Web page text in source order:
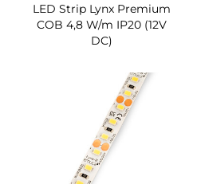
LED Strip Lynx Premium
COB 4,8 W/m IP20 (12V
DC)